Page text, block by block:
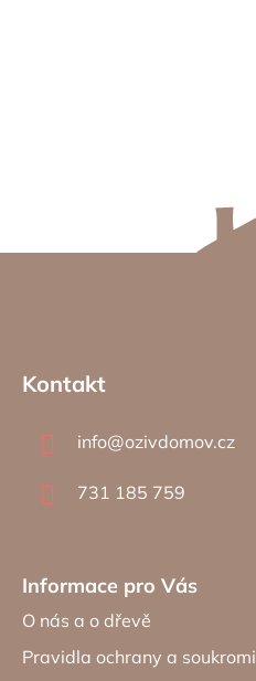
Kontakt
info@ozivdomov.cz
731 185 759
Informace pro Vás
O nás a o dřevě
Pravidla ochrany a soukromi